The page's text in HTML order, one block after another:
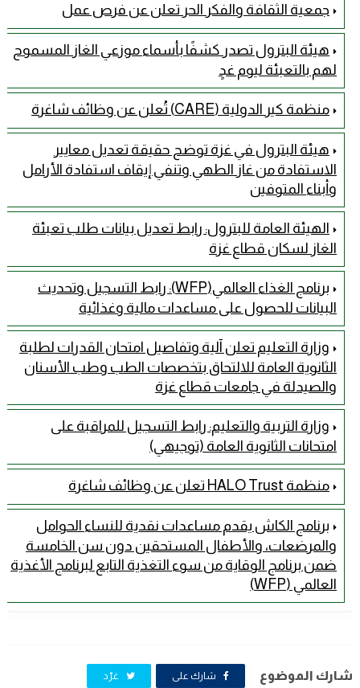
جمعية الثقافة والفكر الحر تعلن عن فرص عمل
هيئة البترول تصدر كشفًا بأسماء موزعي الغاز المسموح
لهم بالتعبئة ليوم غدٍ
منظمة كير الدولية (CARE) تُعلن عن وظائف شاغرة
هيئة البترول في غزة توضح حقيقة تعديل معايير
الاستفادة من غاز الطهي وتنفي إيقاف استفادة الأرامل
وأبناء المتوفين
الهيئة العامة للبترول: رابط تعديل بيانات طلب تعبئة
الغاز لسكان قطاع غزة
برنامج الغذاء العالمي(WFP): رابط التسجيل وتحديث
البيانات للحصول على مساعدات مالية وغذائية
وزارة التعليم تعلن آلية وتفاصيل امتحان القدرات لطلبة
الثانوية العامة للالتحاق بتخصصات الطب وطب الأسنان
والصيدلة في جامعات قطاع غزة
وزارة التربية والتعليم: رابط التسجيل للمراقبة على
امتحانات الثانوية العامة (توجيهي)
منظمة HALO Trust تعلن عن وظائف شاغرة
برنامج الكاش يقدم مساعدات نقدية للنساء الحوامل
والمرضعات، والأطفال المستحقين دون سن الخامسة
ضمن برنامج الوقاية من سوء التغذية التابع لبرنامج الأغذية
العالمي (WFP)
شارك الموضوع شارك على غرّد